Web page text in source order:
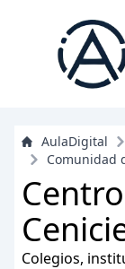
AulaDigital
Comunidad
Colegios,